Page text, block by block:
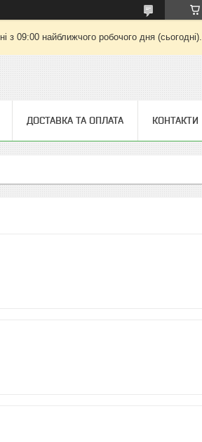
з 09:00 найближчого робочого дня (сьогодні).
ДОСТАВКА ТА ОПЛАТА КОНТАКТИ